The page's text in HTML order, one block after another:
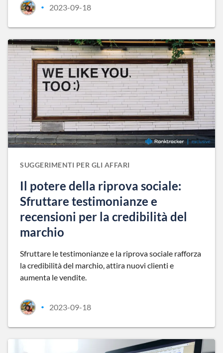
• 2023-09-18
SUGGERIMENTI PER GLI AFFARI
Il potere della riprova sociale:
Sfruttare testimonianze e
recensioni per la credibilità del
marchio
Sfruttare le testimonianze e la riprova sociale rafforza
la credibilità del marchio, attira nuovi clienti e
aumenta le vendite.
• 2023-09-18